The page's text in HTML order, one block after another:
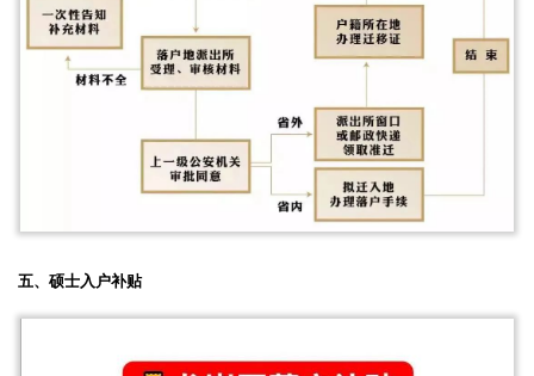
五、硕士入户补贴